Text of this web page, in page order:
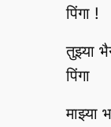
पिंगा !
तुझ्या
पिंगा
माझ्या